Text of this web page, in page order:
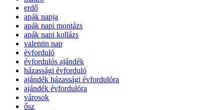
erdő
apák napja
apák napi montázs
apák napi kollázs
valentin nap
évforduló
évfordulós ajándék
házassági évforduló
ajándék házassági évfordulóra
ajándék évfordulóra
városok
ősz